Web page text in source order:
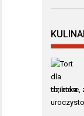
to, które,